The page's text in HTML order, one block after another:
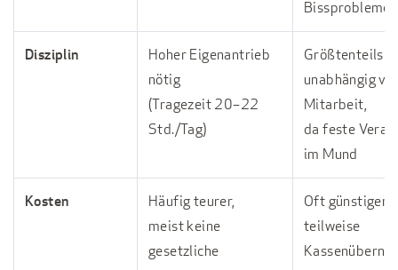
Bissproblemen
Disziplin
Hoher Eigenantrieb
nötig
(Tragezeit 20–22
Std./Tag)
Größtenteils
unabhängig
Mitarbeit,
da feste
im Mund
Kosten
Häufig teurer,
meist keine
gesetzliche
Oft günstiger,
teilweise